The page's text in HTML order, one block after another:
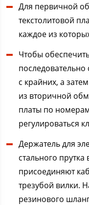
Для первичной
текстолитовой
каждое из
Чтобы
с крайних, а
из вторичной
платы по
регулироваться
Держатель для
стального
присоединяют
трезубой вилки.
резинового